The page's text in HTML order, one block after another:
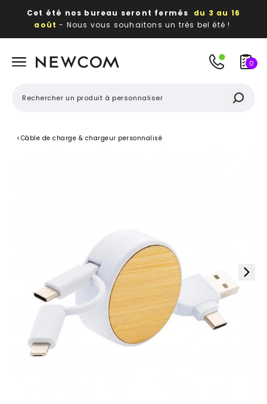
Cet été nos bureau seront fermés du 3 au 16
août - Nous vous souhaitons un très bel été !
publicitaires
0
< Câble de charge & chargeur personnalisé